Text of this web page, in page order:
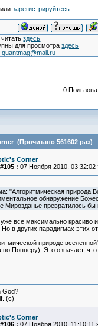
зарегистрируйтесь.
читатьздесь
для просмотраздесь
quantmag@mail.ru
0
(Прочитано 561602 раз)
Corner
: 07 Ноября 2010, 03:32:02
"Алгоритмическая природа
обнаружение
Мирозданье превратилось
все максимально красиво
Но в других парадигмах
природе
Попперу). Это означает, что
God?
(c)
Corner
: 07 Ноября 2010, 11:10:11